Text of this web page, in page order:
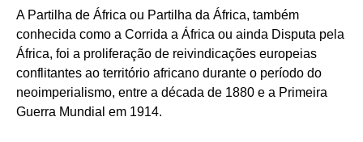
A Partilha de África ou Partilha da África, também
conhecida como a Corrida a África ou ainda Disputa pela
África, foi a proliferação de reivindicações europeias
conflitantes ao território africano durante o período do
neoimperialismo, entre a década de 1880 e a Primeira
Guerra Mundial em 1914.